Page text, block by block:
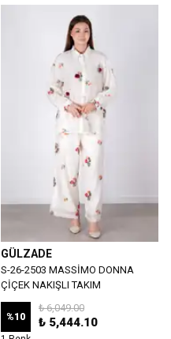
GÜLZADE
S-26-2503 MASSİMO DONNA
ÇİÇEK NAKIŞLI TAKIM
%10
₺ 6,049.00
₺ 5,444.10